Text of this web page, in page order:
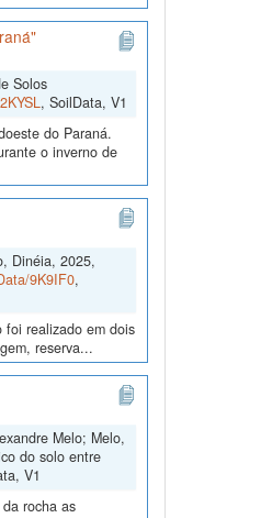
Solos
, SoilData, V1
do Paraná.
o inverno de
Dinéia, 2025,
9K9IF0,
foi realizado em dois
reserva...
Melo; Melo,
do solo entre
V1
rocha as